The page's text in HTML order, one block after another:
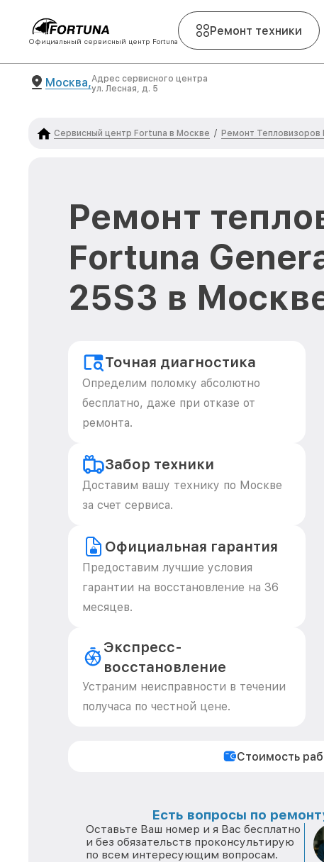
Официальный сервисный центр Fortuna
Ремонт техники
Москва,Адрес сервисного центра
ул. Лесная, д. 5
Сервисный центр Fortuna в Москве / Ремонт Тепловизоров
Ремонт
Fortuna
25S3 в
Точная диагностика
Определим поломку абсолютно
бесплатно, даже при отказе от
ремонта.
Забор техники
Доставим вашу технику по Москве
за счет сервиса.
Официальная гарантия
Предоставим лучшие условия
гарантии на восстановление на 36
месяцев.
Экспресс-
восстановление
Устраним неисправности в течении
получаса по честной цене.
Стоимость
Есть вопросы по
Оставьте Ваш номер и я Вас бесплатно
и без обязательств проконсультирую
по всем интересующим вопросам.